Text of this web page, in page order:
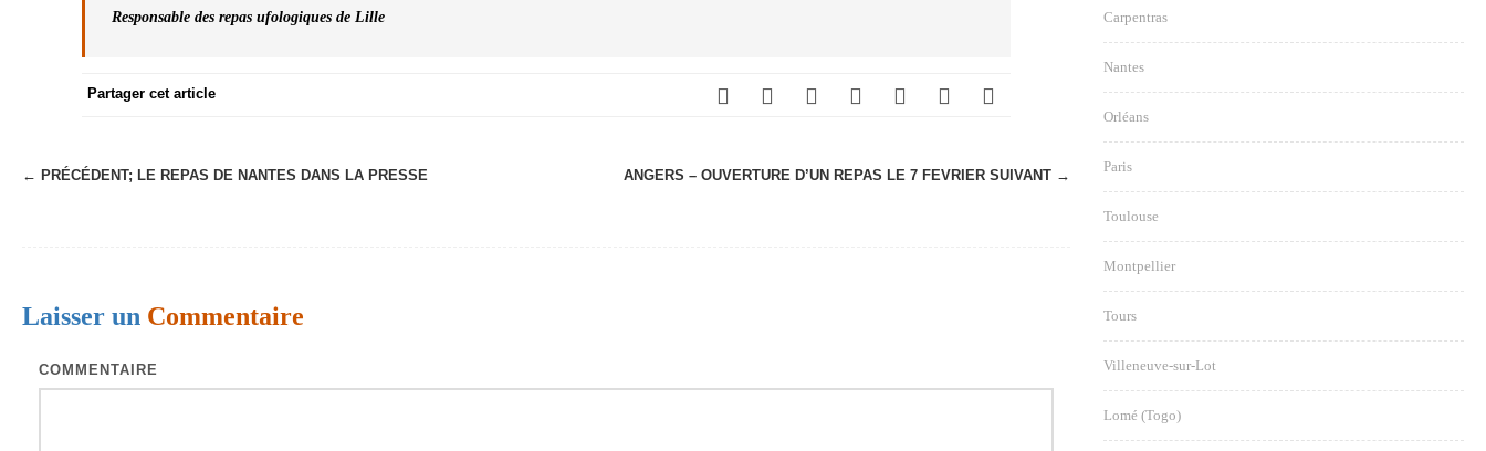
Responsable des repas ufologiques de Lille
Partager cet article
N
g
← PRÉCÉDENT; LE REPAS DE NANTES DANS LA PRESSE ANGERS – OUVERTURE D’UN REPAS LE 7 FEVRIER SUIVANT →
Laisser un Commentaire
COMMENTAIRE
Carpentras
Nantes
Orléans
Paris
Toulouse
Montpellier
Tours
Villeneuve-sur-Lot
Lomé (Togo)